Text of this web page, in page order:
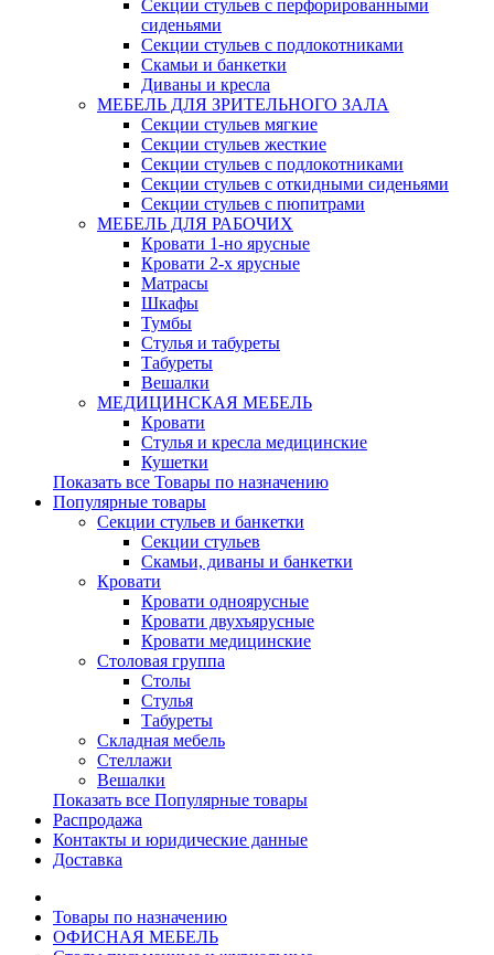
Секции стульев с перфорированными
сиденьями
Секции стульев с подлокотниками
Скамьи и банкетки
Диваны и кресла
МЕБЕЛЬ ДЛЯ ЗРИТЕЛЬНОГО ЗАЛА
Секции стульев мягкие
Секции стульев жесткие
Секции стульев с подлокотниками
Секции стульев с откидными сиденьями
Секции стульев с пюпитрами
МЕБЕЛЬ ДЛЯ РАБОЧИХ
Кровати 1-но ярусные
Кровати 2-х ярусные
Матрасы
Шкафы
Тумбы
Стулья и табуреты
Табуреты
Вешалки
МЕДИЦИНСКАЯ МЕБЕЛЬ
Кровати
Стулья и кресла медицинские
Кушетки
Показать все Товары по назначению
Популярные товары
Секции стульев и банкетки
Секции стульев
Скамьи, диваны и банкетки
Кровати
Кровати одноярусные
Кровати двухъярусные
Кровати медицинские
Столовая группа
Столы
Стулья
Табуреты
Складная мебель
Стеллажи
Вешалки
Показать все Популярные товары
Распродажа
Контакты и юридические данные
Доставка
Товары по назначению
ОФИСНАЯ МЕБЕЛЬ